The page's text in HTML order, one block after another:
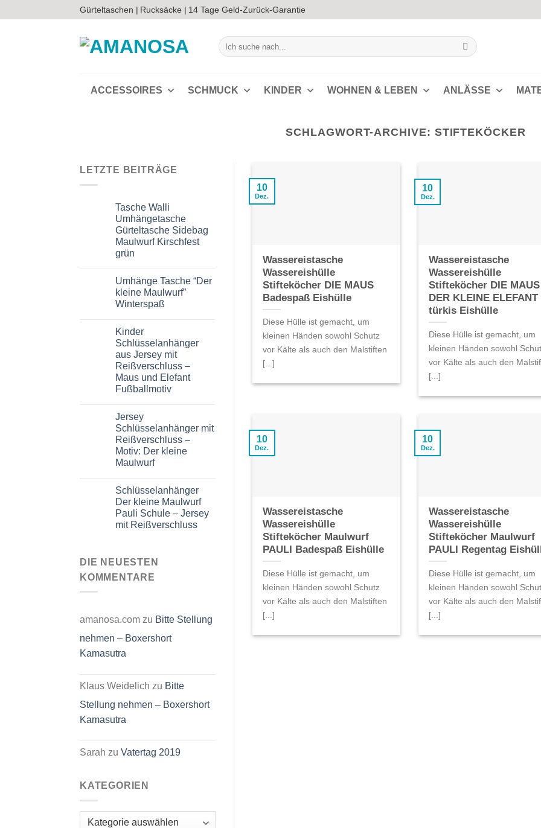
Inhalt
Gürteltaschen | Rucksäcke | 14 Tage Geld-Zurück-Garantie
Suchen
nach:
ACCESSOIRES SCHMUCK KINDER WOHNEN & LEBEN ANLÄSSE
SCHLAGWORT-ARCHIVE: STIFTEKÖCKER
LETZTE BEITRÄGE
Tasche Walli
Umhängetasche
Gürteltasche Sidebag
Maulwurf Kirschfest
grün
zu
Tasche
Walli
Umhängetasche
Maulwurf
Kirschfest
grün
Umhänge Tasche “Der
kleine Maulwurf”
Winterspaß
zu
Umhänge
Tasche
“Der
kleine
Maulwurf”
Winterspaß
Kinder
Schlüsselanhänger
aus Jersey mit
Reißverschluss –
Maus und Elefant
Fußballmotiv
zu
Kinder
Schlüsselanhänger
aus
Jersey
mit
Reißverschluss
und
Elefant
Fußballmotiv
Jersey
Schlüsselanhänger mit
Reißverschluss –
Motiv: Der kleine
Maulwurf
zu
Jersey
Schlüsselanhänger
mit
Reißverschluss
–
Maulwurf
Schlüsselanhänger
Der kleine Maulwurf
Pauli Schule – Jersey
mit Reißverschluss
Schlüsselanhänger
Der
kleine
mit
DIE NEUESTEN
KOMMENTARE
amanosa.com zu Bitte Stellung
nehmen – Boxershort
Kamasutra
Klaus Weidelich zu Bitte
Stellung nehmen – Boxershort
Kamasutra
Sarah zu Vatertag 2019
KATEGORIEN
Kategorien
Wassereistasche
Wassereishülle
Stifteköcher DIE MAUS
Badespaß Eishülle
Diese Hülle ist gemacht, um
kleinen Händen sowohl Schutz
vor Kälte als auch den Malstiften
[...]
10
Dez.
Wassereistasche
Wassereishülle
Stifteköcher DIE
DER KLEINE ELEFANT
türkis Eishülle
Diese Hülle ist gemacht, um
kleinen Händen sowohl
vor Kälte als auch den
[...]
10
Dez.
Wassereistasche
Wassereishülle
Stifteköcher Maulwurf
PAULI Badespaß Eishülle
Diese Hülle ist gemacht, um
kleinen Händen sowohl Schutz
vor Kälte als auch den Malstiften
[...]
10
Dez.
Wassereistasche
Wassereishülle
Stifteköcher Maulwurf
PAULI Regentag
Diese Hülle ist gemacht, um
kleinen Händen sowohl
vor Kälte als auch den
[...]
10
Dez.